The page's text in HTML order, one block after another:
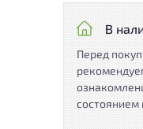
В
Перед